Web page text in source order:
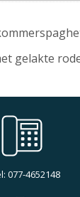
gelakte
077-4652148